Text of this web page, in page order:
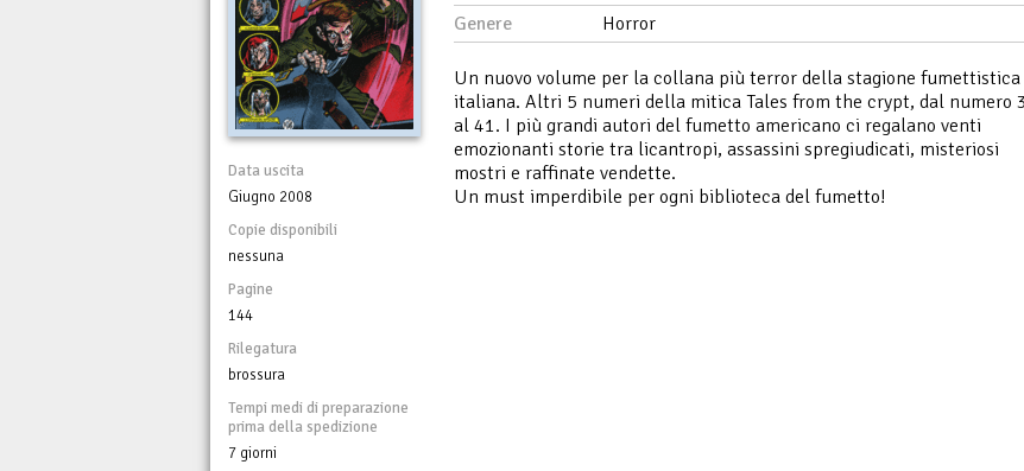
Data uscita
Giugno 2008
Copie disponibili
nessuna
Pagine
144
Rilegatura
brossura
Tempi medi di preparazione
prima della spedizione
7 giorni
Genere
Horror
Un nuovo volume per la collana più terror della stagione fumettistica
italiana. Altri 5 numeri della mitica Tales from the crypt, dal numero
al 41. I più grandi autori del fumetto americano ci regalano venti
emozionanti storie tra licantropi, assassini spregiudicati, misteriosi
mostri e raffinate vendette.
Un must imperdibile per ogni biblioteca del fumetto!